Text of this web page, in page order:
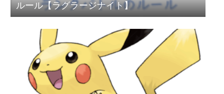
ルール【ラグラージナイト】